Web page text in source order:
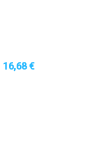
16,68 €